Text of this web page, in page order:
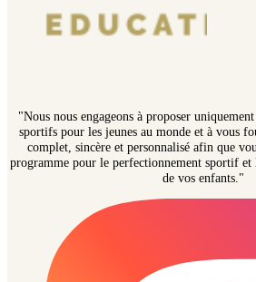
"Nous nous engageons à proposer
sportifs pour les jeunes au monde et à vous
complet, sincère et personnalisé afin que
programme pour le perfectionnement sportif et
de vos enfants."